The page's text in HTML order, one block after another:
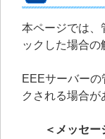
本ページでは、
ックした場合の
EEEサーバー
クされる場合
＜メッセー